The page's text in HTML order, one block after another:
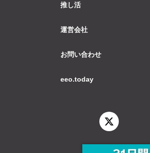
推し活
運営会社
お問い合わせ
eeo.today